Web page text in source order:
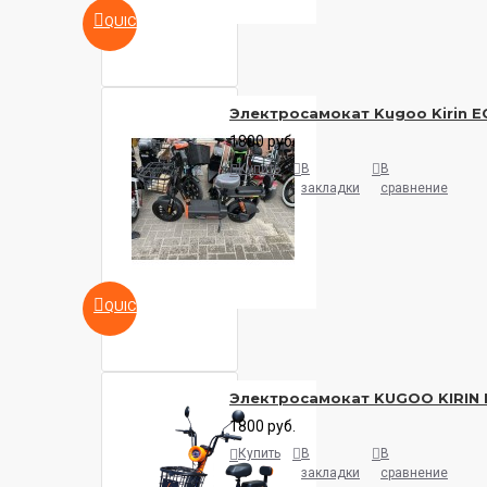
Зеркало заднего вида
Конструкция
Материал платформы
алюминий
Диаметр переднего колеса
QUICKVIEW
QUICKVIEW
Электросамокат Kugoo Kirin
1800 руб.
Купить
В
закладки
В
сравнение
Электросамокат KUGOO KIRIN
1800 руб.
Купить
В
закладки
В
сравнение